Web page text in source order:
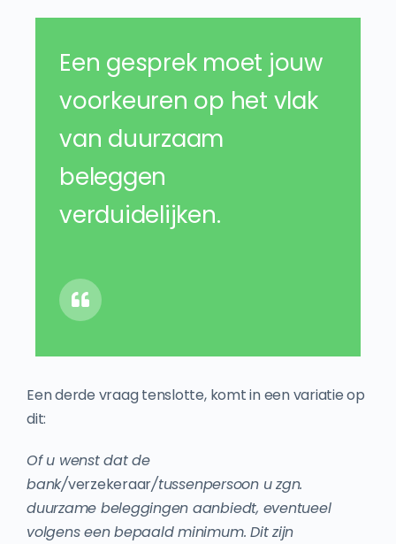
Een gesprek moet jouw
voorkeuren op het vlak
van duurzaam
beleggen
verduidelijken.
Een derde vraag tenslotte, komt in een variatie op
dit:
Of u wenst dat de
bank/verzekeraar/tussenpersoon u zgn.
duurzame beleggingen aanbiedt, eventueel
volgens een bepaald minimum. Dit zijn